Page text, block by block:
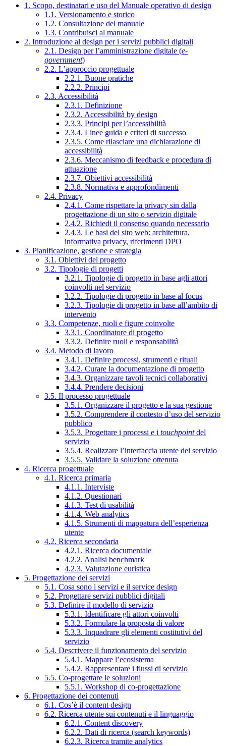
1. Scopo, destinatari e uso del Manuale operativo di design
1.1. Versionamento e storico
1.2. Consultazione del manuale
1.3. Contribuisci al manuale
2. Introduzione al design per i servizi pubblici digitali
2.1. Design per l’amministrazione digitale (e-
government)
2.2. L’approccio progettuale
2.2.1. Buone pratiche
2.2.2. Principi
2.3. Accessibilità
2.3.1. Definizione
2.3.2. Accessibilità by design
2.3.3. Principi per l’accessibilità
2.3.4. Linee guida e criteri di successo
2.3.5. Come rilasciare una dichiarazione di
accessibilità
2.3.6. Meccanismo di feedback e procedura di
attuazione
2.3.7. Obiettivi accessibilità
2.3.8. Normativa e approfondimenti
2.4. Privacy
2.4.1. Come rispettare la privacy sin dalla
progettazione di un sito o servizio digitale
2.4.2. Richiedi il consenso quando necessario
2.4.3. Le basi del sito web: architettura,
informativa privacy, riferimenti DPO
3. Pianificazione, gestione e strategia
3.1. Obiettivi del progetto
3.2. Tipologie di progetti
3.2.1. Tipologie di progetto in base agli attori
coinvolti nel servizio
3.2.2. Tipologie di progetto in base al focus
3.2.3. Tipologie di progetto in base all’ambito di
intervento
3.3. Competenze, ruoli e figure coinvolte
3.3.1. Coordinatore di progetto
3.3.2. Definire ruoli e responsabilità
3.4. Metodo di lavoro
3.4.1. Definire processi, strumenti e rituali
3.4.2. Curare la documentazione di progetto
3.4.3. Organizzare tavoli tecnici collaborativi
3.4.4. Prendere decisioni
3.5. Il processo progettuale
3.5.1. Organizzare il progetto e la sua gestione
3.5.2. Comprendere il contesto d’uso del servizio
pubblico
3.5.3. Progettare i processi e i touchpointdel
servizio
3.5.4. Realizzare l’interfaccia utente del servizio
3.5.5. Validare la soluzione ottenuta
4. Ricerca progettuale
4.1. Ricerca primaria
4.1.1. Interviste
4.1.2. Questionari
4.1.3. Test di usabilità
4.1.4. Web analytics
4.1.5. Strumenti di mappatura dell’esperienza
utente
4.2. Ricerca secondaria
4.2.1. Ricerca documentale
4.2.2. Analisi benchmark
4.2.3. Valutazione euristica
5. Progettazione dei servizi
5.1. Cosa sono i servizi e il service design
5.2. Progettare servizi pubblici digitali
5.3. Definire il modello di servizio
5.3.1. Identificare gli attori coinvolti
5.3.2. Formulare la proposta di valore
5.3.3. Inquadrare gli elementi costitutivi del
servizio
5.4. Descrivere il funzionamento del servizio
5.4.1. Mappare l’ecosistema
5.4.2. Rappresentare i flussi di servizio
5.5. Co-progettare le soluzioni
5.5.1. Workshop di co-progettazione
6. Progettazione dei contenuti
6.1. Cos’è il content design
6.2. Ricerca utente sui contenuti e il linguaggio
6.2.1. Content discovery
6.2.2. Dati di ricerca (search keywords)
6.2.3. Ricerca tramite analytics